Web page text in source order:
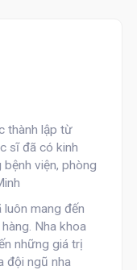
thành lập từ
sĩ đã có kinh
viện, phòng
mang đến
Nha khoa
những giá trị
đội ngũ nha